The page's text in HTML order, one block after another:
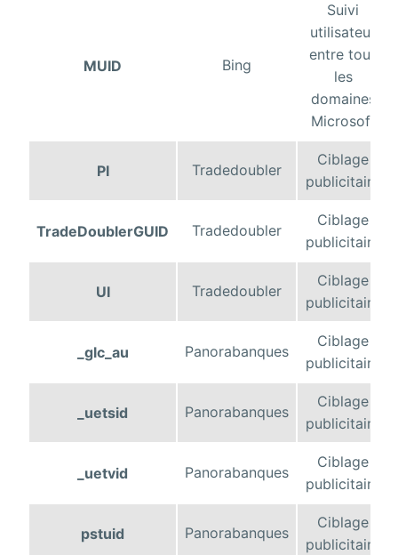
MUID Bing
Suivi
utilisateur
entre tous
les
domaines
Microsoft
PI Tradedoubler
Ciblage
publicitaire
TradeDoublerGUID Tradedoubler
Ciblage
publicitaire
UI Tradedoubler
Ciblage
publicitaire
_glc_au Panorabanques
Ciblage
publicitaire
_uetsid Panorabanques
Ciblage
publicitaire
_uetvid Panorabanques
Ciblage
publicitaire
pstuid Panorabanques
Ciblage
publicitaire